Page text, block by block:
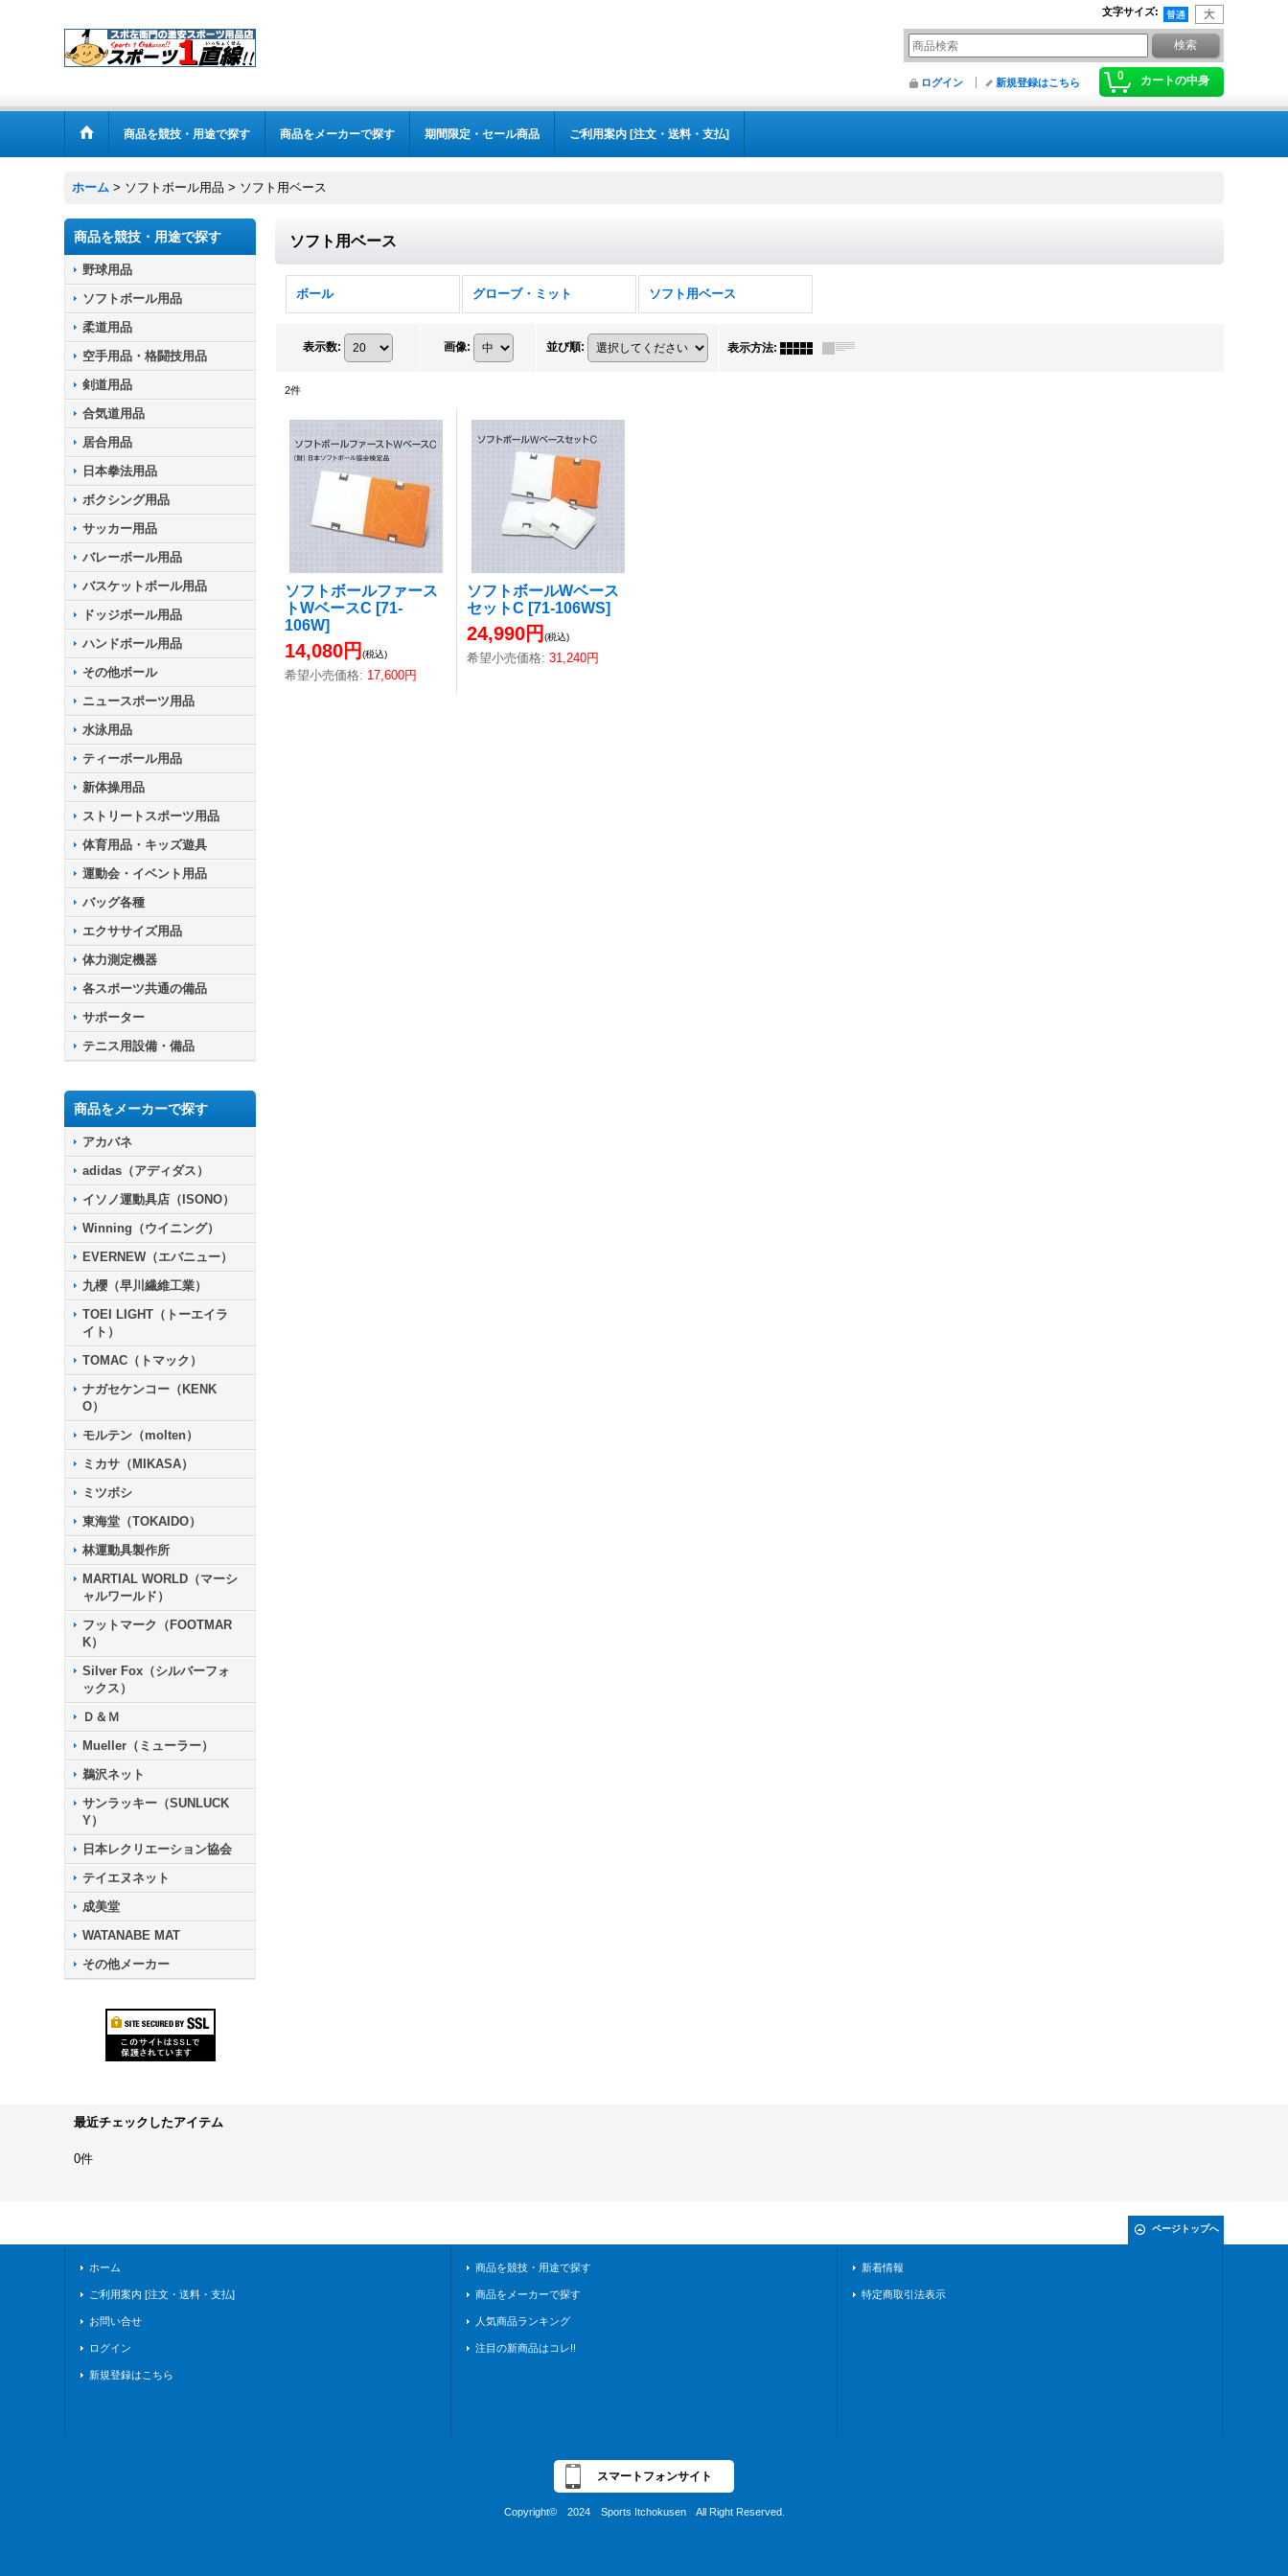
文字サイズ:
0 カートの中身
ログイン 新規登録はこちら
商品を競技・用途で探す 商品をメーカーで探す 期間限定・セール商品 ご利用案内 [注文・送料・支払]
ホーム > ソフトボール用品 > ソフト用ベース
商品を競技・用途で探す
野球用品
ソフトボール用品
柔道用品
空手用品・格闘技用品
剣道用品
合気道用品
居合用品
日本拳法用品
ボクシング用品
サッカー用品
バレーボール用品
バスケットボール用品
ドッジボール用品
ハンドボール用品
その他ボール
ニュースポーツ用品
水泳用品
ティーボール用品
新体操用品
ストリートスポーツ用品
体育用品・キッズ遊具
運動会・イベント用品
バッグ各種
エクササイズ用品
体力測定機器
各スポーツ共通の備品
サポーター
テニス用設備・備品
商品をメーカーで探す
アカバネ
adidas（アディダス）
イソノ運動具店（ISONO）
Winning（ウイニング）
EVERNEW（エバニュー）
九櫻（早川繊維工業）
TOEI LIGHT（トーエイラ
イト）
TOMAC（トマック）
ナガセケンコー（KENK
O）
モルテン（molten）
ミカサ（MIKASA）
ミツボシ
東海堂（TOKAIDO）
林運動具製作所
MARTIAL WORLD（マーシ
ャルワールド）
フットマーク（FOOTMAR
K）
Silver Fox（シルバーフォ
ックス）
Ｄ＆Ｍ
Mueller（ミューラー）
鵜沢ネット
サンラッキー（SUNLUCK
Y）
日本レクリエーション協会
テイエヌネット
成美堂
WATANABE MAT
その他メーカー
ソフト用ベース
ボール グローブ・ミット ソフト用ベース
表示数: 画像: 並び順: 表示方法:
2件
ソフトボールファース
トWベースC [71-
106W]
14,080円(税込)
希望小売価格: 17,600円
ソフトボールWベース
セットC [71-106WS]
24,990円(税込)
希望小売価格: 31,240円
最近チェックしたアイテム
0件
ページトップへ
ホーム
ご利用案内 [注文・送料・支払]
お問い合せ
ログイン
新規登録はこちら
商品を競技・用途で探す
商品をメーカーで探す
人気商品ランキング
注目の新商品はコレ!!
新着情報
特定商取引法表示
スマートフォンサイト
Copyright© 2024 Sports Itchokusen All Right Reserved.